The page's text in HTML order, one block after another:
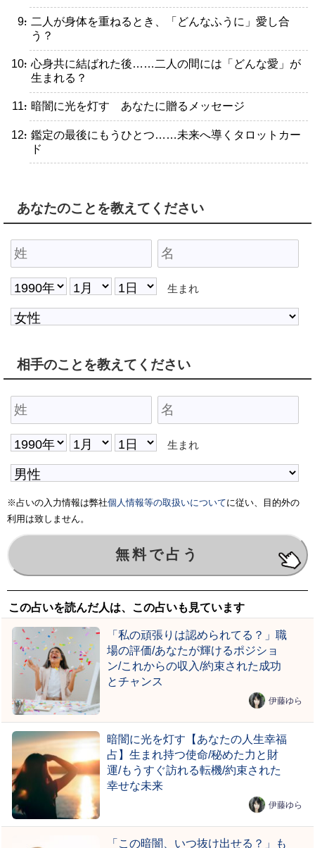
・二人が身体を重ねるとき、「どんなふうに」愛し合
う？
・心身共に結ばれた後……二人の間には「どんな愛」が
生まれる？
・暗闇に光を灯す あなたに贈るメッセージ
・鑑定の最後にもうひとつ……未来へ導くタロットカー
ド
あなたのことを教えてください
生まれ
相手のことを教えてください
生まれ
※占いの入力情報は弊社個人情報等の取扱いについてに従い、目的外の
利用は致しません。
この占いを読んだ人は、この占いも見ています
「私の頑張りは認められてる？」職
場の評価/あなたが輝けるポジショ
ン/これからの収入/約束された成功
とチャンス
伊藤ゆら
暗闇に光を灯す【あなたの人生幸福
占】生まれ持つ使命/秘めた力と財
運/もうすぐ訪れる転機/約束された
幸せな未来
伊藤ゆら
「この暗闇、いつ抜け出せる？」も